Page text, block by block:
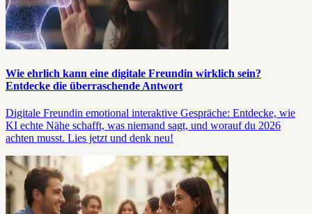
Wie ehrlich kann eine digitale Freundin wirklich sein?
Entdecke die überraschende Antwort
Digitale Freundin emotional interaktive Gespräche: Entdecke, wie
KI echte Nähe schafft, was niemand sagt, und worauf du 2026
achten musst. Lies jetzt und denk neu!